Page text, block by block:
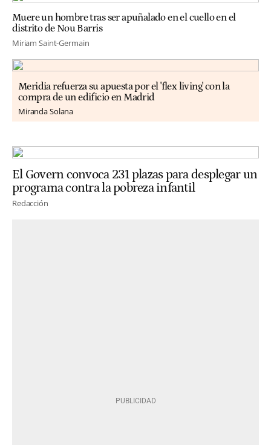
Muere un hombre tras ser apuñalado en el cuello en el
distrito de Nou Barris
Miriam Saint-Germain
Meridia refuerza su apuesta por el 'flex living' con la
compra de un edificio en Madrid
Miranda Solana
El Govern convoca 231 plazas para desplegar un
programa contra la pobreza infantil
Redacción